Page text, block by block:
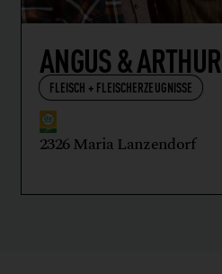
ANGUS & ARTHUR
FLEISCH + FLEISCHERZEUGNISSE
2326 Maria Lanzendorf